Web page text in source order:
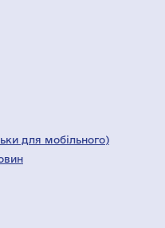
для мобільного)